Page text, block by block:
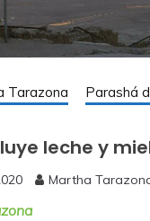
Tarazona
Parashá
leche y
Martha